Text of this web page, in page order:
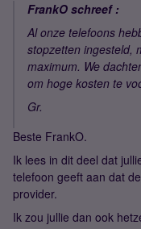
FrankO schreef :
Al onze telefoons
stopzetten ingesteld,
maximum. We
om hoge kosten te
Gr.
Beste FrankO.
Ik lees in dit deel dat
telefoon geeft aan dat
provider.
Ik zou jullie dan ook